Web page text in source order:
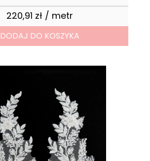
220,91 zł / metrCena
DODAJ DO KOSZYKA